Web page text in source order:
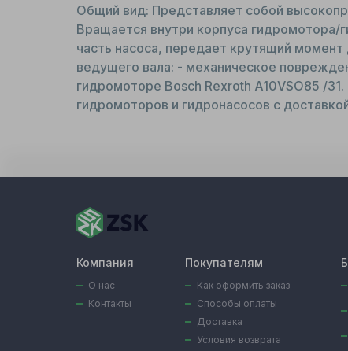
Общий вид: Представляет собой
Вращается внутри корпуса гидромотора/
часть насоса, передает крутящий
ведущего вала: - механическое
гидромоторе Bosch Rexroth A10VSO85 /
гидромоторов и гидронасосов с
Компания
О нас
Контакты
Покупателям
Как оформить заказ
Способы оплаты
Доставка
Условия возврата